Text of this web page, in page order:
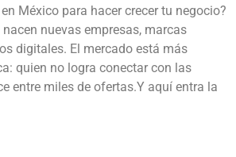
México para hacer crecer tu negocio?
nuevas empresas, marcas
digitales. El mercado está más
quien no logra conectar con las
entre miles de ofertas.Y aquí entra la